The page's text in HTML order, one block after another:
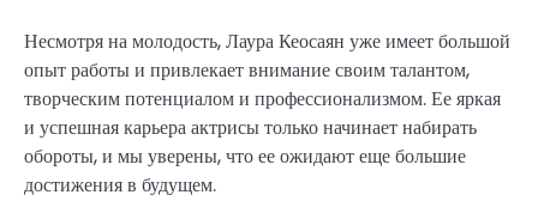
Несмотря на молодость, Лаура Кеосаян уже имеет большой
опыт работы и привлекает внимание своим талантом,
творческим потенциалом и профессионализмом. Ее яркая
и успешная карьера актрисы только начинает набирать
обороты, и мы уверены, что ее ожидают еще большие
достижения в будущем.